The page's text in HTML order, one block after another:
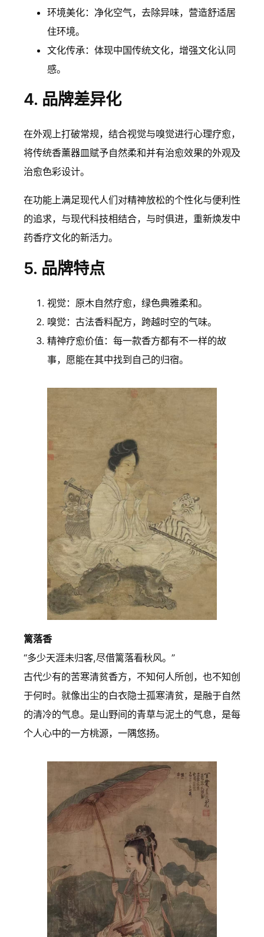
环境美化：净化空气，去除异味，营造舒适居
住环境。
文化传承：体现中国传统文化，增强文化认同
感。
4. 品牌差异化
在外观上打破常规，结合视觉与嗅觉进行心理疗愈，
将传统香薰器皿赋予自然柔和并有治愈效果的外观及
治愈色彩设计。
在功能上满足现代人们对精神放松的个性化与便利性
的追求，与现代科技相结合，与时俱进，重新焕发中
药香疗文化的新活力。
5. 品牌特点
视觉：原木自然疗愈，绿色典雅柔和。
嗅觉：古法香料配方，跨越时空的气味。
精神疗愈价值：每一款香方都有不一样的故
事，愿能在其中找到自己的归宿。
篱落香
“多少天涯未归客,尽借篱落看秋风。”
古代少有的苦寒清贫香方，不知何人所创，也不知创
于何时。就像出尘的白衣隐士孤寒清贫，是融于自然
的清冷的气息。是山野间的青草与泥土的气息，是每
个人心中的一方桃源，一隅悠扬。